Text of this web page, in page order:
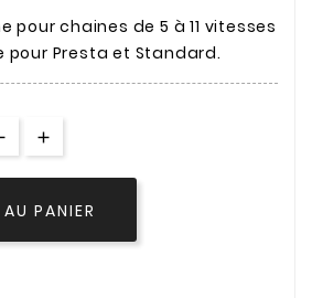
pour chaines de 5 à 11 vitesses
Presta et Standard.
PANIER